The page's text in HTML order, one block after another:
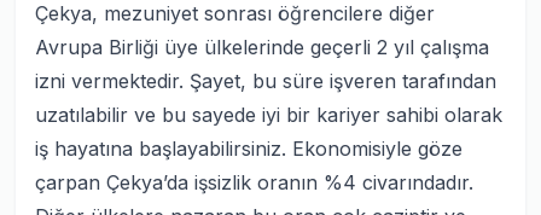
Çekya, mezuniyet sonrası öğrencilere diğer
Avrupa Birliği üye ülkelerinde geçerli 2 yıl çalışma
izni vermektedir. Şayet, bu süre işveren tarafından
uzatılabilir ve bu sayede iyi bir kariyer sahibi olarak
iş hayatına başlayabilirsiniz. Ekonomisiyle göze
çarpan Çekya’da işsizlik oranın %4 civarındadır.